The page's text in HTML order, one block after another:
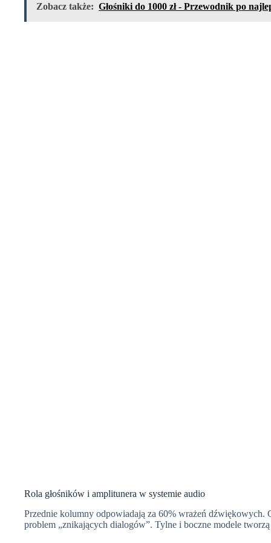
Zobacz także: Głośniki do 1000 zł - Przewodnik po
Rola głośników i amplitunera w systemie audio
Przednie kolumny odpowiadają za 60% wrażeń dźwiękowych.
problem „znikających dialogów”. Tylne i boczne modele